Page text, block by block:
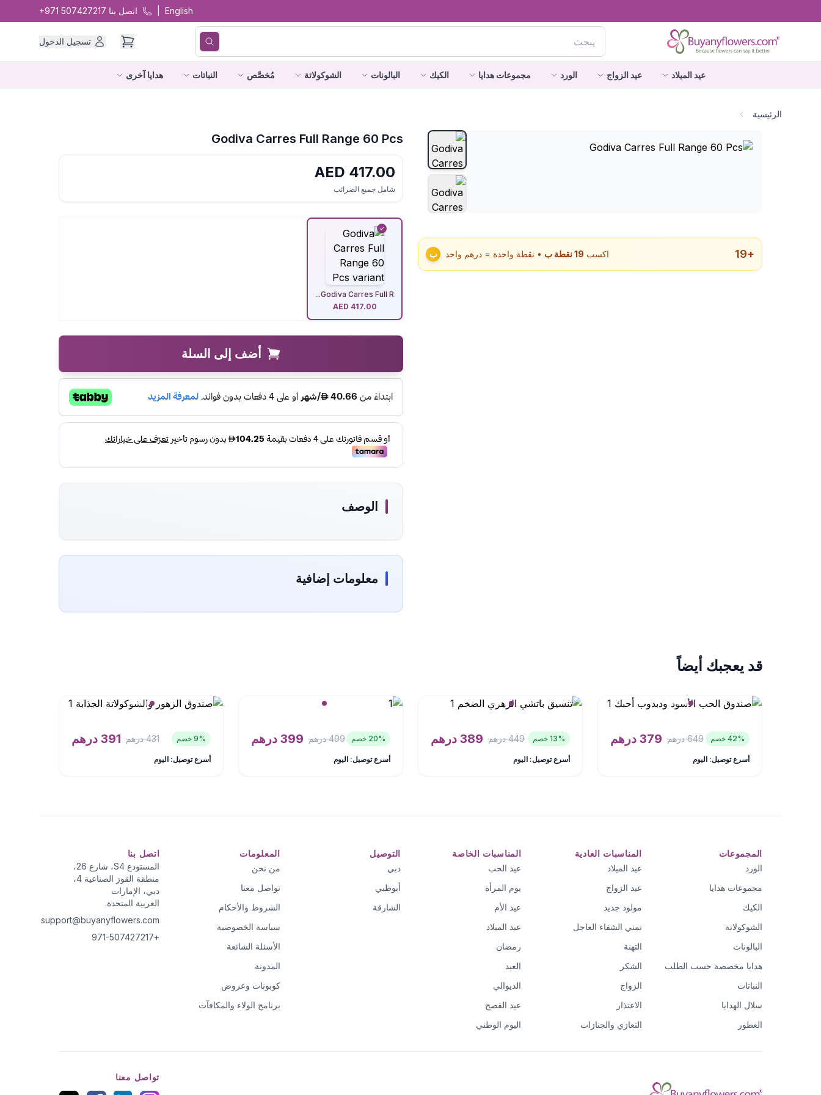
English اتصل بنا +971 507427217
تسجيل الدخول
عيد الميلاد عيد الزواج الورد مجموعات هدايا الكيك البالونات الشوكولاتة مُخصَّص النباتات هدايا آخرى
الرئيسية
+
19 اكسب 19نقطة ب • نقطة واحدة = درهم واحد ب
Godiva Carres Full Range 60 Pcs
417.00
شامل جميع الضرائب
Godiva Carres Full R...
AED 417.00
أضف إلى السلة
الوصف
معلومات إضافية
قد يعجبك أيضاً
42% خصم 649درهم 379 درهم
أسرع توصيل: اليوم
13% خصم 449درهم 389 درهم
أسرع توصيل: اليوم
20% خصم 499درهم 399 درهم
أسرع توصيل: اليوم
9% خصم 431درهم 391 درهم
أسرع توصيل: اليوم
المجموعات
الورد
مجموعات هدايا
الكيك
الشوكولاتة
البالونات
هدايا مخصصة حسب الطلب
النباتات
سلال الهدايا
العطور
المناسبات العادية
عيد الميلاد
عيد الزواج
مولود جديد
تمني الشفاء العاجل
التهنة
الشكر
الزواج
الاعتذار
التعازي والجنازات
المناسبات الخاصة
عيد الحب
يوم المرأة
عيد الأم
عيد الميلاد
رمضان
العيد
الديوالي
عيد الفصح
اليوم الوطني
التوصيل
دبي
أبوظبي
الشارقة
المعلومات
من نحن
تواصل معنا
الشروط والأحكام
سياسة الخصوصية
الأسئلة الشائعة
المدونة
كوبونات وعروض
برنامج الولاء والمكافآت
اتصل بنا
المستودع S4، شارع 26،
منطقة القوز الصناعية 4،
دبي، الإمارات
العربية المتحدة.
support@buyanyflowers.com
+971-507427217
تواصل معنا